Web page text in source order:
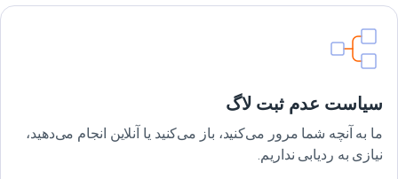
سیاست عدم ثبت لاگ
ما به آنچه شما مرور می‌کنید، باز می‌کنید یا آنلاین انجام می‌دهید،
نیازی به ردیابی نداریم.